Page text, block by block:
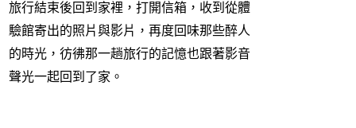
旅行結束後回到家裡，打開信箱，收到從體
驗館寄出的照片與影片，再度回味那些醉人
的時光，彷彿那一趟旅行的記憶也跟著影音
聲光一起回到了家。